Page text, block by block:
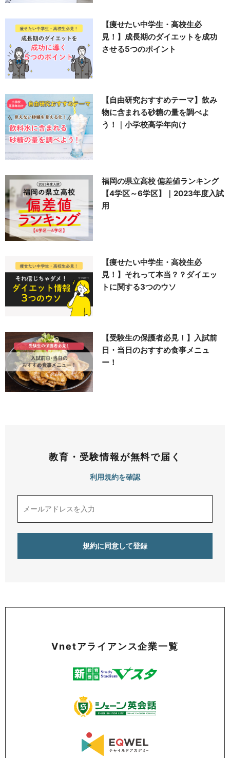
【痩せたい中学生・高校生必
見！】成長期のダイエットを成功
させる5つのポイント
【自由研究おすすめテーマ】飲み
物に含まれる砂糖の量を調べよ
う！｜小学校高学年向け
福岡の県立高校 偏差値ランキング
【4学区～6学区】｜2023年度入試
用
【痩せたい中学生・高校生必
見！】それって本当？？ダイエッ
トに関する3つのウソ
【受験生の保護者必見！】入試前
日・当日のおすすめ食事メニュ
ー！
教育・受験情報が無料で届く
利用規約を確認
Vnetアライアンス企業一覧